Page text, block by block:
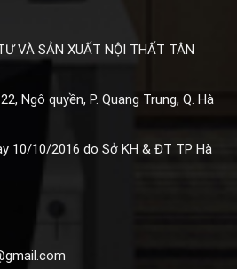
VÀ SẢN XUẤT NỘI THẤT TÂN
Ngô quyền, P. Quang Trung, Q. Hà
10/10/2016 do Sở KH & ĐT TP Hà